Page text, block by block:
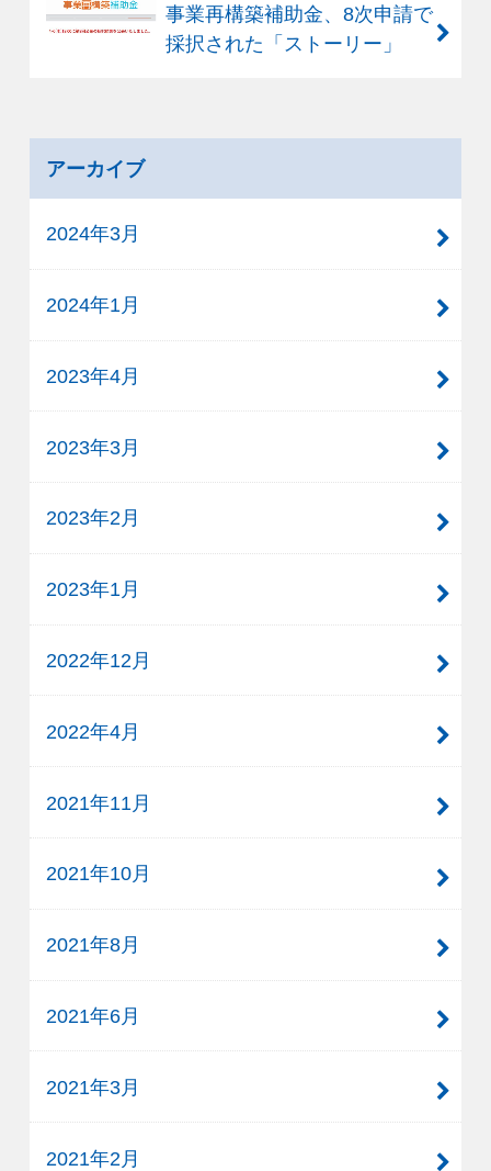
事業再構築補助金、8次申請で
採択された「ストーリー」
アーカイブ
2024年3月
2024年1月
2023年4月
2023年3月
2023年2月
2023年1月
2022年12月
2022年4月
2021年11月
2021年10月
2021年8月
2021年6月
2021年3月
2021年2月